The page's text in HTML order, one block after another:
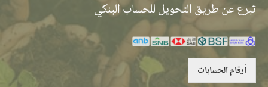
تبرع عن طريق التحويل للحساب البنكي
أرقام الحسابات